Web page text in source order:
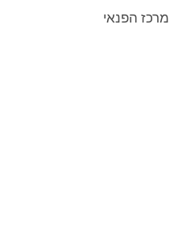
הפנאי